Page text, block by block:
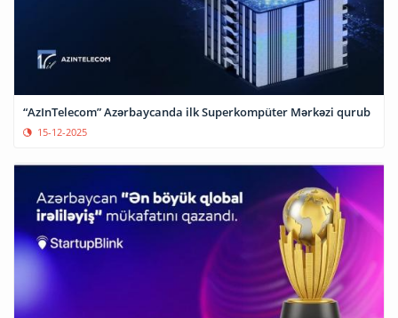
“AzInTelecom” Azərbaycanda ilk Superkompüter Mərkəzi qurub
15-12-2025